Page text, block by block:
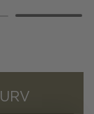
valgte